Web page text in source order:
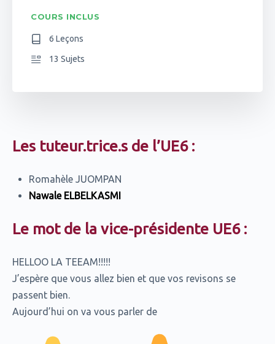
Les tuteur.trice.s de l’UE6 :
Romahèle JUOMPAN
Nawale ELBELKASMI
Le mot de la vice-présidente UE6 :
HELLOO LA TEEAM!!!!!
J’espère que vous allez bien et que vos revisons se
passent bien.
Aujourd’hui on va vous parler de
COURS INCLUS
6 Leçons
13 Sujets